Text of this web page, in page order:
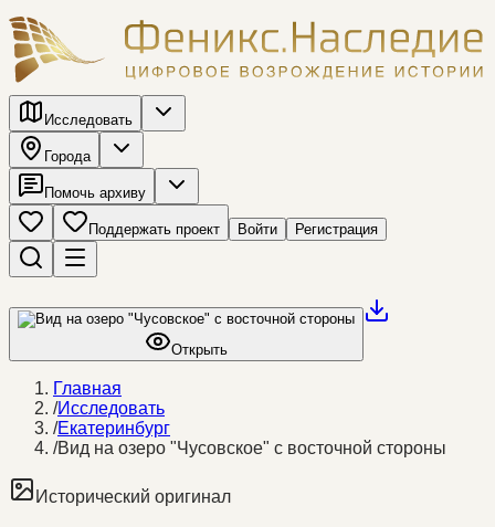
Исследовать
Города
Помочь архиву
Поддержать проект Войти Регистрация
Открыть
Главная
/Исследовать
/Екатеринбург
/Вид на озеро "Чусовское" с восточной стороны
Исторический оригинал